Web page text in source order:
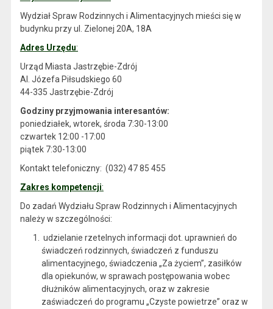
Wydział Spraw Rodzinnych i Alimentacyjnych mieści się w
budynku przy ul. Zielonej 20A, 18A
Adres Urzędu:
Urząd Miasta Jastrzębie-Zdrój
Al. Józefa Piłsudskiego 60
44-335 Jastrzębie-Zdrój
Godziny przyjmowania interesantów:
poniedziałek, wtorek, środa 7:30-13:00
czwartek 12:00 -17:00
piątek 7:30-13:00
Kontakt telefoniczny: (032) 47 85 455
Zakres kompetencji:
Do zadań Wydziału Spraw Rodzinnych i Alimentacyjnych
należy w szczególności:
udzielanie rzetelnych informacji dot. uprawnień do
świadczeń rodzinnych, świadczeń z funduszu
alimentacyjnego, świadczenia „Za życiem”, zasiłków
dla opiekunów, w sprawach postępowania wobec
dłużników alimentacyjnych, oraz w zakresie
zaświadczeń do programu „Czyste powietrze” oraz w